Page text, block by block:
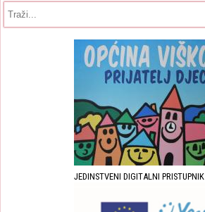
JEDINSTVENI DIGITALNI PRISTUPNIK